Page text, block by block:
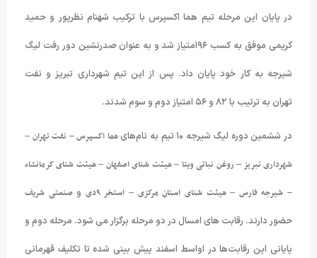
در پایان این مرحله تیم هما اکسپرس با ترکیب شهنام نظرپور و حمید
کریمی موفق به کسب ۹۶امتیاز شد و به عنوان صدرنشین دور رفت لیگ
شیرجه به کار خود پایان داد. پس از این تیم شهرداری تبریز و نفت
تهران به ترتیب با ۸۲ و ۵۶ امتیاز دوم و سوم شدند.
در ششمین دوره لیگ شیرجه ۱۰ تیم به نام‌های
هما اکسپرس – نفت تهران –
شهرداری تبریز – روغن نباتی ویتا – هیئت شنای اصفهان – هیئت شنای کرمانشاه
– شیرجه فارس – هیئت شنای استان مرکزی – استخر ۹دی وصنعتی شریف
حضور دارند. رقابت های امسال در دو مرحله برگزار می شود. مرحله دوم و
پایانی این رقابت‌ها در اواسط اسفند پیش بینی شده تا تکلیف قهرمانی